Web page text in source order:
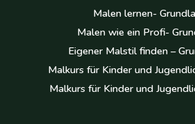
Malen lernen-
Malen wie ein Profi-
Eigener Malstil finden –
Malkurs für Kinder und
Malkurs für Kinder und